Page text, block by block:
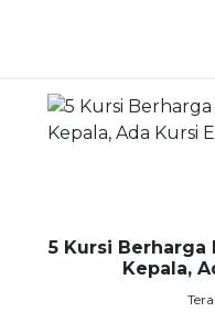
5 Kursi
Kepala,